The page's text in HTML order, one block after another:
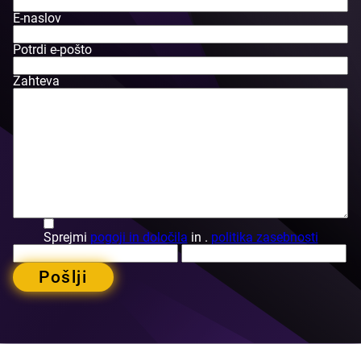
E-naslov
Potrdi e-pošto
Zahteva
Sprejmi pogoji in določila in . politika zasebnosti
Pošlji